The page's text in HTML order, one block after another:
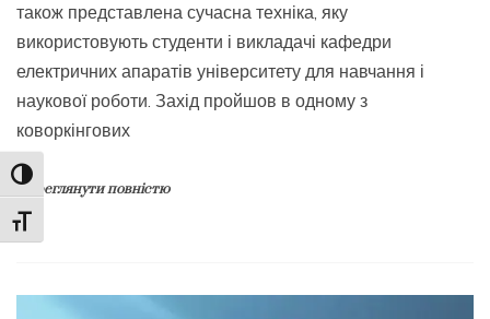
Toggle High Contrast
Toggle Font size
також представлена ​​сучасна техніка, яку
використовують студенти і викладачі кафедри
електричних апаратів університету для навчання і
наукової роботи. Захід пройшов в одному з
коворкінгових
Переглянути повністю